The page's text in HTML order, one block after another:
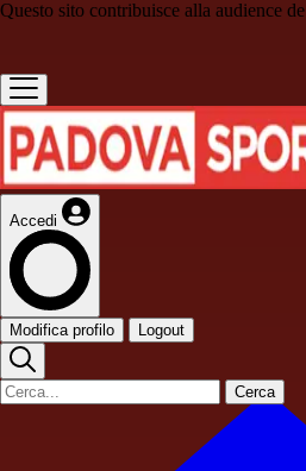
Questo sito contribuisce alla audience de
Accedi
Modifica profilo Logout
Cerca